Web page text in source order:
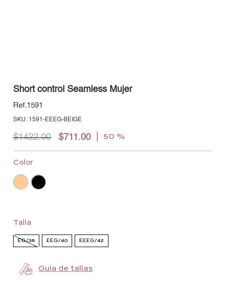
Short control Seamless Mujer
1591
: 1591-EEEG-BEIGE
$1422.00 $711 .00 50 %
Color
Talla
EG/38 EEG/40 EEEG/42
Guía de tallas